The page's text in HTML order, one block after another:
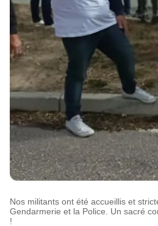
Nos militants ont été accueillis et
Gendarmerie et la Police. Un sacré
!